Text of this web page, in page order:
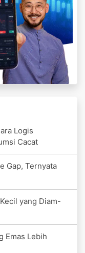
Logis
Cacat
Gap, Ternyata
yang Diam-
Emas Lebih